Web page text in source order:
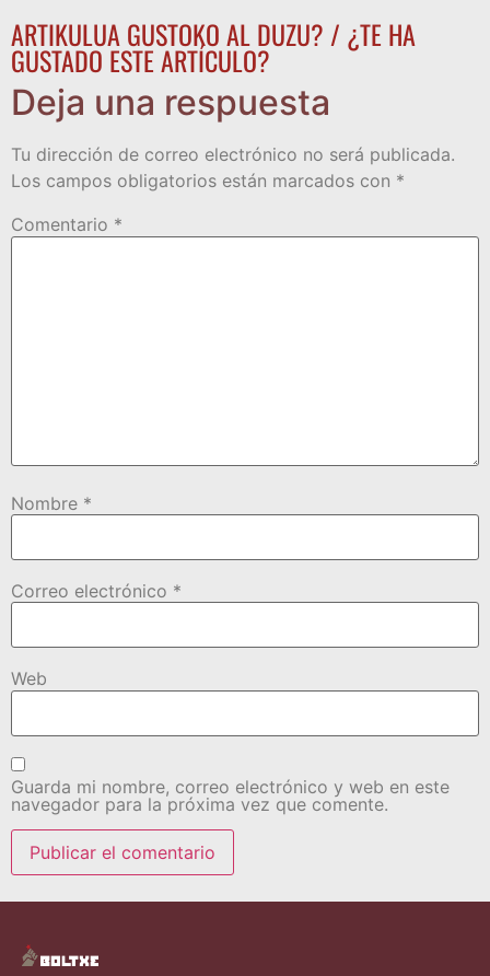
ARTIKULUA GUSTOKO AL DUZU? / ¿TE HA
GUSTADO ESTE ARTÍCULO?
Deja una respuesta
Tu dirección de correo electrónico no será publicada.
Los campos obligatorios están marcados con *
Comentario *
Nombre *
Correo electrónico *
Web
Guarda mi nombre, correo electrónico y web en este
navegador para la próxima vez que comente.